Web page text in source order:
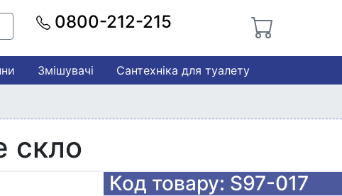
0800-212-215
Змішувачі Сантехніка для туалету
скло
Код товару: S97-017